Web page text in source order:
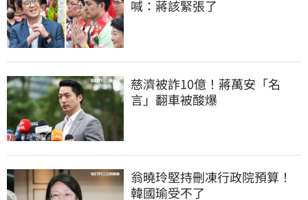
喊：蔣該緊張了
慈濟被詐10億！蔣萬安「名
言」翻車被酸爆
翁曉玲堅持刪凍行政院預算！
韓國瑜受不了